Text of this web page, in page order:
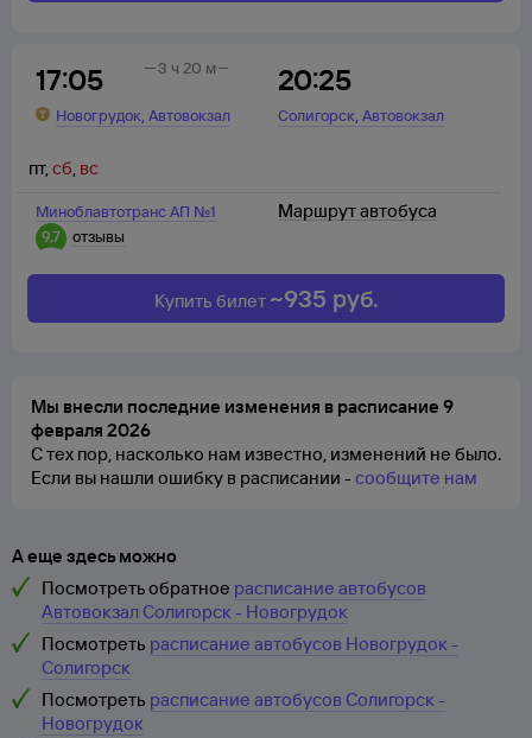
17:05
Новогрудок,Автовокзал
20:25
Солигорск,Автовокзал
3 ч 20 м
Миноблавтотранс АП №1
9,7
отзывы
пт,сб, вс
Маршрут автобуса
Купить билет ~935 руб.
Мы внесли последние изменения в расписание 9
февраля 2026
С тех пор, насколько нам известно, изменений не было.
Если вы нашли ошибку в расписании -сообщите нам
А еще здесь можно
Посмотреть обратное расписание автобусов
Автовокзал Солигорск - Новогрудок
Посмотреть расписание автобусов Новогрудок -
Солигорск
Посмотреть расписание автобусов Солигорск -
Новогрудок